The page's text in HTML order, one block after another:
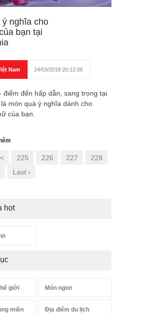
ý nghĩa cho
bạn tại
Nam 24/03/2018 20:12:06
điểm đến hấp dẫn, sang trọng tại
món quà ý nghĩa dành cho
của bạn.
< 225 226 227
228
Last ›
hot
giới Món ngon
miền Địa điểm du lịch